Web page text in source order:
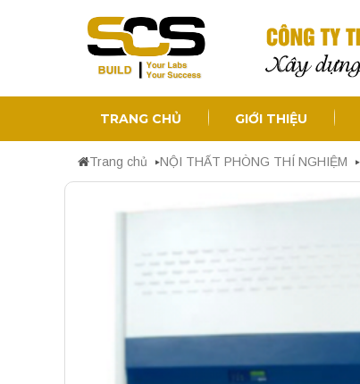
TRANG CHỦ GIỚI THIỆU
Trang chủ NỘI THẤT PHÒNG THÍ NGHIỆM